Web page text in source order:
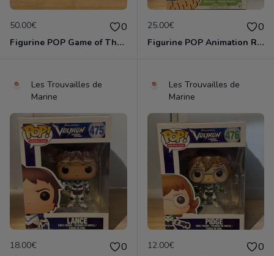
50.00€ 0
Figurine POP Game of Thrones The Creators 3 pack The Fall Convention Exclusive neuve non deboxee
25.00€ 0
Figurine POP Animation Real Monsters de Nickelodeon - 224 Krumm neuve non deboxee
Les Trouvailles de
Marine
18.00€ 0
Les Trouvailles de
Marine
12.00€ 0